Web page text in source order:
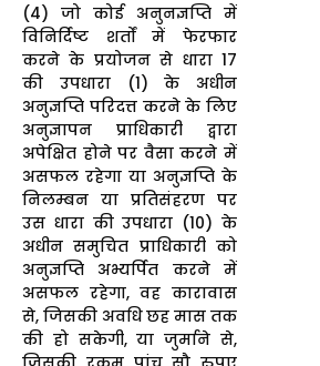
(4) जो कोई अनुनज्ञप्ति में
विनिर्दिष्ट शर्तों में फेरफार
करने के प्रयोजन से धारा 17
की उपधारा (1) के अधीन
अनुज्ञप्ति परिदत्त करने के लिए
अनुज्ञापन प्राधिकारी द्वारा
अपेक्षित होने पर वैसा करने में
असफल रहेगा या अनुज्ञप्ति के
निलम्बन या प्रतिसंहरण पर
उस धारा की उपधारा (10) के
अधीन समुचित प्राधिकारी को
अनुज्ञप्ति अभ्यर्पित करने में
असफल रहेगा, वह कारावास
से, जिसकी अवधि छह मास तक
की हो सकेगी, या जुर्माने से,